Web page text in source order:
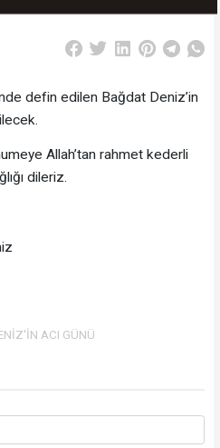
defin edilen Bağdat Deniz’in
Allah’tan rahmet kederli
dileriz.
ACI GÜNÜ